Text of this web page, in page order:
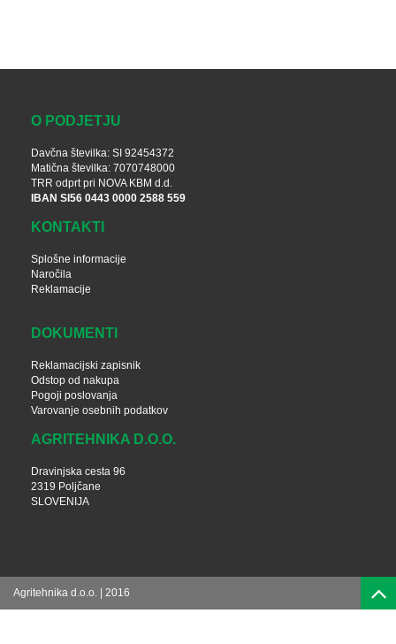
O PODJETJU
Davčna številka: SI 92454372
Matična številka: 7070748000
TRR odprt pri NOVA KBM d.d.
IBAN SI56 0443 0000 2588 559
KONTAKTI
Splošne informacije
Naročila
Reklamacije
DOKUMENTI
Reklamacijski zapisnik
Odstop od nakupa
Pogoji poslovanja
Varovanje osebnih podatkov
AGRITEHNIKA D.O.O.
Dravinjska cesta 96
2319 Poljčane
SLOVENIJA
Agritehnika d.o.o. | 2016